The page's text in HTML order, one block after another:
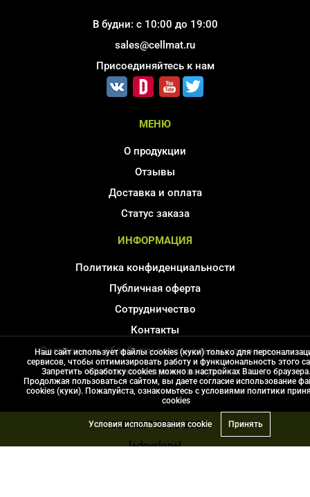
В будни: с 10:00 до 19:00
sales@cellmat.ru
Присоединяйтесь к нам
МЕНЮ
О продукции
Отзывы
Доставка и оплата
Статус заказа
ИНФОРМАЦИЯ
Политика конфиденциальности
Публичная оферта
Сотрудничество
Контакты
Согласие на обработку персональных данных
Соглаcие на принятие куки
Карта сайта
©CellMat™2013-2026
[+develop+]
Наш сайт использует файлы cookies (куки) только для
сервисов, чтобы оптимизировать работу и функциональность этого
Запретить обработку cookies можно в настройках Вашего браузера.
Продолжая пользоваться сайтом, вы даете согласие использование
cookies (куки). Пожалуйста, ознакомьтесь с условиями политики
сookies
Условия использования cookie Принять